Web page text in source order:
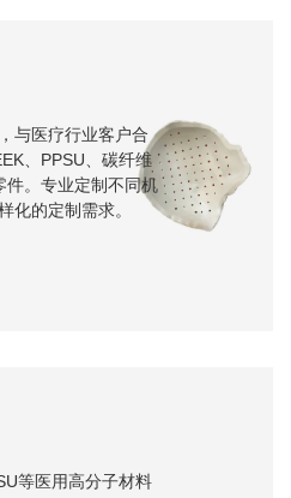
与医疗行业客户合
、PPSU、碳纤维
件。专业定制不同机
化的定制需求。
等医用高分子材料